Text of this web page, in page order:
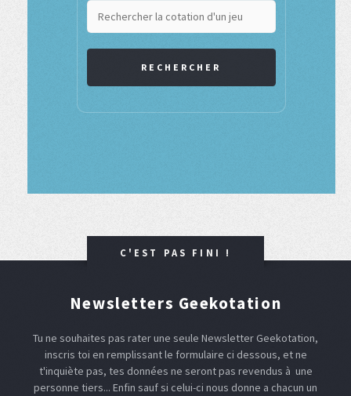
RECHERCHER
C'EST PAS FINI !
Newsletters Geekotation
Tu ne souhaites pas rater une seule Newsletter Geekotation,
inscris toi en remplissant le formulaire ci dessous, et ne
t'inquiète pas, tes données ne seront pas revendus à une
personne tiers... Enfin sauf si celui-ci nous donne a chacun un